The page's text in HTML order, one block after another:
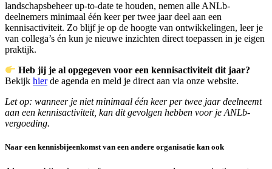
landschapsbeheer up-to-date te houden, nemen alle ANLb-
deelnemers minimaal één keer per twee jaar deel aan een
kennisactiviteit. Zo blijf je op de hoogte van ontwikkelingen, leer je
van collega’s én kun je nieuwe inzichten direct toepassen in je eigen
praktijk.
Heb jij je al opgegeven voor een kennisactiviteit dit jaar?
Bekijk hierde agenda en meld je direct aan via onze website.
Let op: wanneer je niet minimaal één keer per twee jaar deelneemt
aan een kennisactiviteit, kan dit gevolgen hebben voor je ANLb-
vergoeding.
Naar een kennisbijeenkomst van een andere organisatie kan ook